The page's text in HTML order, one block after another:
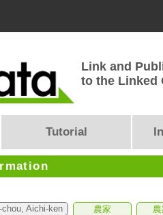
Link and
to the Linked
Tutorial
chou, Aichi-ken 農家